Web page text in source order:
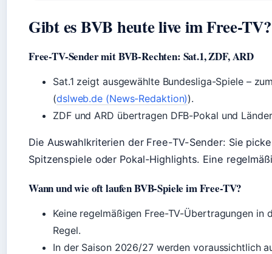
Gibt es BVB heute live im Free-TV?
Free-TV-Sender mit BVB-Rechten: Sat.1, ZDF, ARD
Sat.1 zeigt ausgewählte Bundesliga-Spiele –
(dslweb.de (News-Redaktion)).
ZDF und ARD übertragen DFB-Pokal und
Die Auswahlkriterien der Free-TV-Sender: Sie
Spitzenspiele oder Pokal-Highlights. Eine
Wann und wie oft laufen BVB-Spiele im Free-TV?
Keine regelmäßigen Free-TV-Übertragungen in
Regel.
In der Saison 2026/27 werden voraussichtlich